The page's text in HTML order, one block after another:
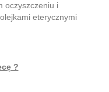
oczyszczeniu i
eterycznymi
?